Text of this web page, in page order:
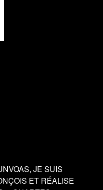
JE SUIS
ET RÉALISE